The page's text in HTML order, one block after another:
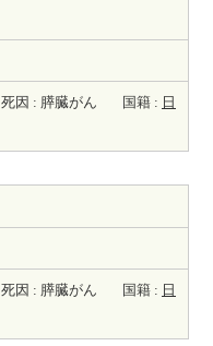
死因 : 膵臓がん 国籍 : 日
死因 : 膵臓がん 国籍 : 日